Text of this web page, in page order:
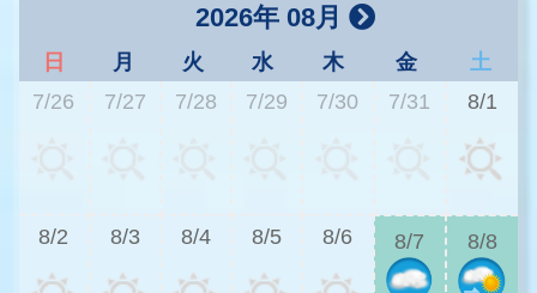
2026年 08月
日 月 火 水 木 金
土
7/26
7/27 7/28 7/29 7/30 7/31 8/1
8/2 8/3 8/4 8/5 8/6 8/7 8/8